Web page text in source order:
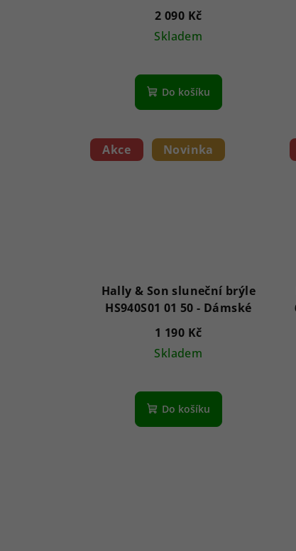
2 090 Kč
Skladem
Do košíku
Akce Novinka
Hally & Son sluneční brýle
HS940S01 01 50 - Dámské
1 190 Kč
Skladem
Do košíku